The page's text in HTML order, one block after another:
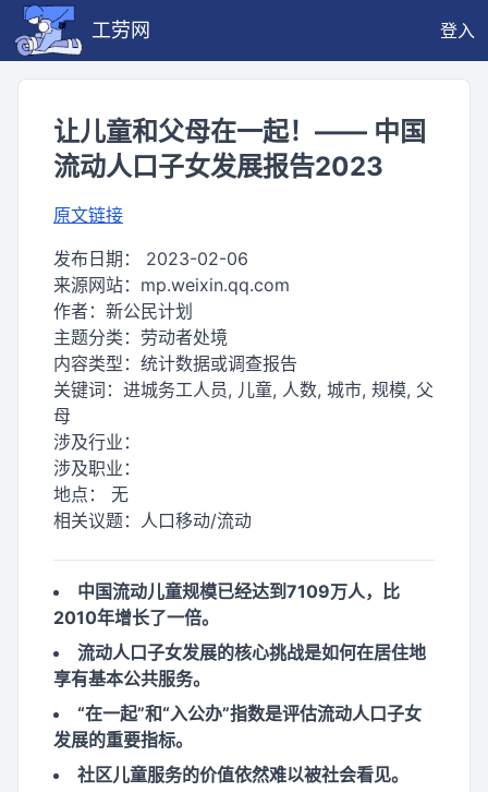
工劳网 登入
让儿童和父母在一起！—— 中国
流动人口子女发展报告2023
原文链接
发布日期： 2023-02-06
来源网站： mp.weixin.qq.com
作者： 新公民计划
主题分类： 劳动者处境
内容类型： 统计数据或调查报告
关键词： 进城务工人员, 儿童, 人数, 城市, 规模, 父
母
涉及行业：
涉及职业：
地点： 无
相关议题： 人口移动/流动
中国流动儿童规模已经达到7109万人，比
2010年增长了一倍。
流动人口子女发展的核心挑战是如何在居住地
享有基本公共服务。
“在一起”和“入公办”指数是评估流动人口子女
发展的重要指标。
社区儿童服务的价值依然难以被社会看见。